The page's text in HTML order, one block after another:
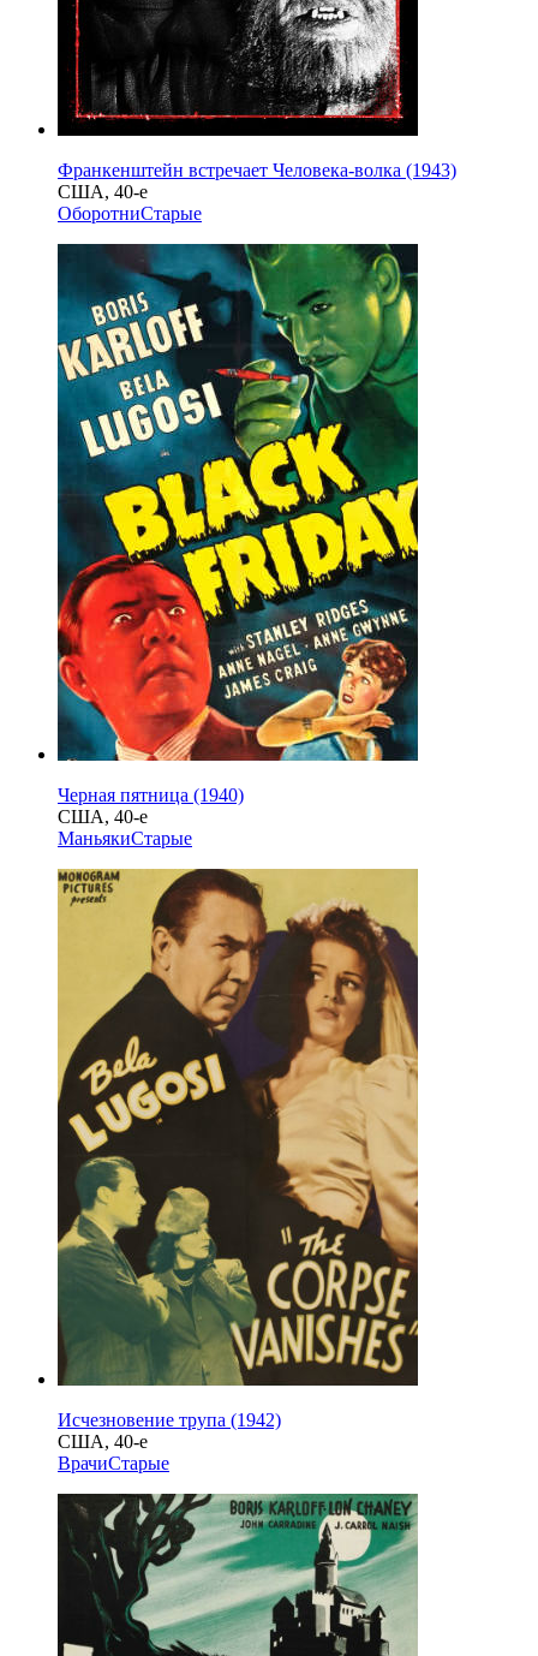
Франкенштейн встречает Человека-волка (1943)
США, 40-е
ОборотниСтарые
Черная пятница (1940)
США, 40-е
МаньякиСтарые
Исчезновение трупа (1942)
США, 40-е
ВрачиСтарые